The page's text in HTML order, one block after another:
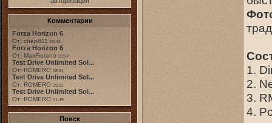
Комментарии
Forza Horizon 6
От: chep811 19:48
Forza Horizon 6
От: MaxFiorano 23:47
Test Drive Unlimited Sol...
От: ROMERO 18:31
Test Drive Unlimited Sol...
От: ROMERO 19:31
Test Drive Unlimited Sol...
От: ROMERO 11:49
Поиск
1.
2.
3.
4.